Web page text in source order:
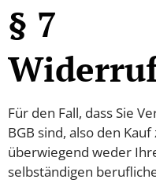
§ 7
Für den Fall, dass Sie
BGB sind, also den
überwiegend weder
selbständigen